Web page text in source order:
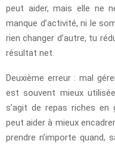
peut aider, mais elle ne
manque d’activité, ni le
rien changer d’autre, tu
résultat net.
Deuxième erreur : mal
est souvent mieux
s’agit de repas riches en
peut aider à mieux
prendre n’importe quand,